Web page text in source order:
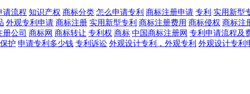
请流程 知识产权 商标分类 怎么申请专利 商标注册申请 专利 实用新型
外观专利申请 商标注册 实用新型专利 商标注册费用 商标侵权 商标注
册公司 商标网 商标转让 专利权 商标 中国商标注册网 专利申请流程及
护 申请专利多少钱 专利诉讼 外观设计专利，外观专利 外观设计专利